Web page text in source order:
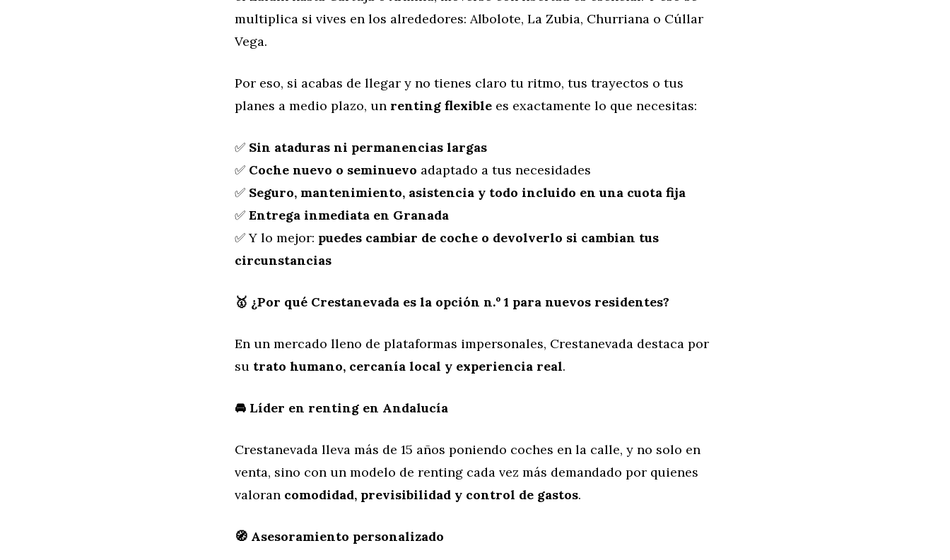
multiplica si vives en los alrededores: Albolote, La Zubia, Churriana o Cúllar
Vega.
Por eso, si acabas de llegar y no tienes claro tu ritmo, tus trayectos o tus
planes a medio plazo, un renting flexible es exactamente lo que necesitas:
✅ Sin ataduras ni permanencias largas
✅ Coche nuevo o seminuevo adaptado a tus necesidades
✅ Seguro, mantenimiento, asistencia y todo incluido en una cuota fija
✅ Entrega inmediata en Granada
✅ Y lo mejor: puedes cambiar de coche o devolverlo si cambian tus
circunstancias
🥇 ¿Por qué Crestanevada es la opción n.º 1 para nuevos residentes?
En un mercado lleno de plataformas impersonales, Crestanevada destaca por
su trato humano, cercanía local y experiencia real.
🚘 Líder en renting en Andalucía
Crestanevada lleva más de 15 años poniendo coches en la calle, y no solo en
venta, sino con un modelo de renting cada vez más demandado por quienes
valoran comodidad, previsibilidad y control de gastos.
🧭 Asesoramiento personalizado